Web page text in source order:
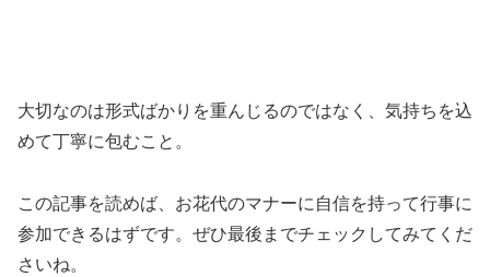
大切なのは形式ばかりを重んじるのではなく、気持ちを込
めて丁寧に包むこと。
この記事を読めば、お花代のマナーに自信を持って行事に
参加できるはずです。ぜひ最後までチェックしてみてくだ
さいね。